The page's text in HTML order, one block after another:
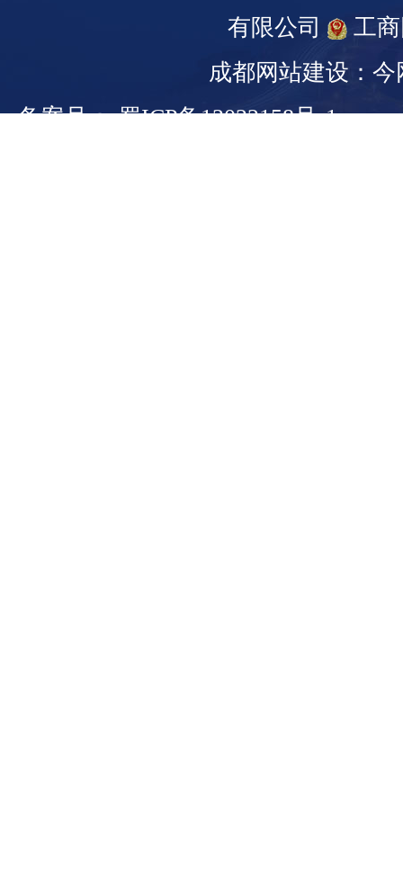
有限公司
工
成都网站建设：今
备案号： 蜀ICP备13022158号-1